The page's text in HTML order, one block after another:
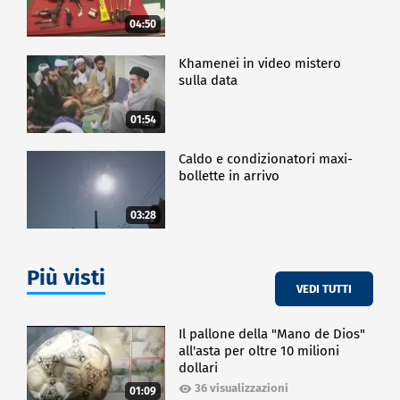
04:50
01:54
Khamenei in video mistero
sulla data
03:28
Caldo e condizionatori maxi-
bollette in arrivo
Più visti VEDI TUTTI
01:09
Il pallone della "Mano de Dios"
all'asta per oltre 10 milioni
dollari
36 visualizzazioni